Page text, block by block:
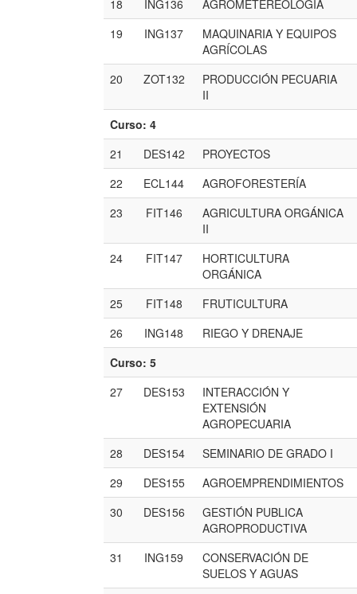
18
ING136
AGROMETEREOLOGÍA
19
ING137
MAQUINARIA Y EQUIPOS
AGRÍCOLAS
20
ZOT132
PRODUCCIÓN PECUARIA
II
Curso: 4
21
DES142
PROYECTOS
22
ECL144
AGROFORESTERÍA
23
FIT146
AGRICULTURA ORGÁNICA
II
24
FIT147
HORTICULTURA
ORGÁNICA
25
FIT148
FRUTICULTURA
26
ING148
RIEGO Y DRENAJE
Curso: 5
27
DES153
INTERACCIÓN Y
EXTENSIÓN
AGROPECUARIA
28
DES154
SEMINARIO DE GRADO I
29
DES155
AGROEMPRENDIMIENTOS
30
DES156
GESTIÓN PUBLICA
AGROPRODUCTIVA
31
ING159
CONSERVACIÓN DE
SUELOS Y AGUAS